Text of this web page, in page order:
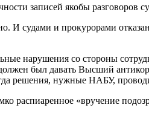
записей якобы
И судами и прокурорами
нарушения со стороны
был давать Высший
решения, нужные НАБУ,
распиаренное «вручение